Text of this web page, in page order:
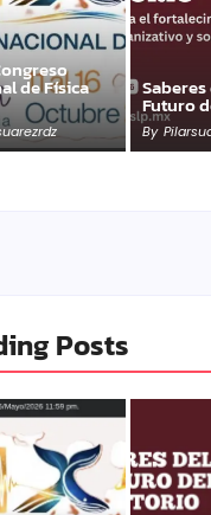
de Física
Futuro
By
Posts